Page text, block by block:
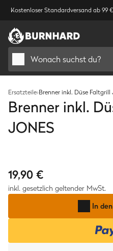
Kostenloser Standardversand ab 99 €
Wonach suchst du?
Ersatzteile›Brenner inkl. Düse Faltgrill
Brenner inkl.
JONES
19,90 €
inkl. gesetzlich geltender MwSt.
In